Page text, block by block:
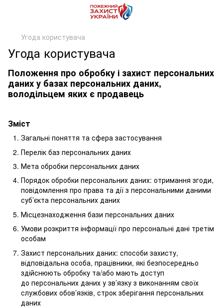
Угода користувача
Угода користувача
Положення про обробку і захист персональних
даних у базах персональних даних,
володільцем яких є продавець
Зміст
Загальні поняття та сфера застосування
Перелік баз персональних даних
Мета обробки персональних даних
Порядок обробки персональних даних: отримання згоди,
повідомлення про права та дії з персональними даними
суб’єкта персональних даних
Місцезнаходження бази персональних даних
Умови розкриття інформації про персональні дані третім
особам
Захист персональних даних: способи захисту,
відповідальна особа, працівники, які безпосередньо
здійснюють обробку та/або мають доступ
до персональних даних у зв’язку з виконанням своїх
службових обов’язків, строк зберігання персональних
даних